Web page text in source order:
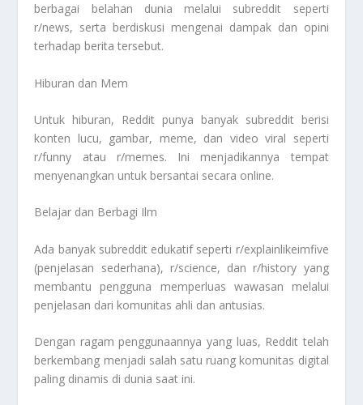
berbagai belahan dunia melalui subreddit seperti
r/news, serta berdiskusi mengenai dampak dan opini
terhadap berita tersebut.
Hiburan dan Mem
Untuk hiburan, Reddit punya banyak subreddit berisi
konten lucu, gambar, meme, dan video viral seperti
r/funny atau r/memes. Ini menjadikannya tempat
menyenangkan untuk bersantai secara online.
Belajar dan Berbagi Ilm
Ada banyak subreddit edukatif seperti r/explainlikeimfive
(penjelasan sederhana), r/science, dan r/history yang
membantu pengguna memperluas wawasan melalui
penjelasan dari komunitas ahli dan antusias.
Dengan ragam penggunaannya yang luas, Reddit telah
berkembang menjadi salah satu ruang komunitas digital
paling dinamis di dunia saat ini.